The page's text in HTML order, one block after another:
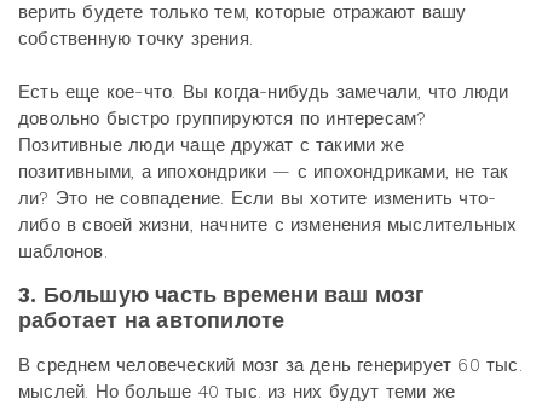
верить будете только тем, которые отражают вашу
собственную точку зрения.
Есть еще кое-что. Вы когда-нибудь замечали, что люди
довольно быстро группируются по интересам?
Позитивные люди чаще дружат с такими же
позитивными, а ипохондрики — с ипохондриками, не так
ли? Это не совпадение. Если вы хотите изменить что-
либо в своей жизни, начните с изменения мыслительных
шаблонов.
3. Большую часть времени ваш мозг
работает на автопилоте
В среднем человеческий мозг за день генерирует 60 тыс.
мыслей. Но больше 40 тыс. из них будут теми же